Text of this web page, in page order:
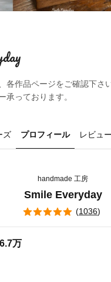
各作品ページをご確認下さ
承っております。
ズ プロフィール レビュー
handmade 工房
Smile Everyday
(1036)
6.7万